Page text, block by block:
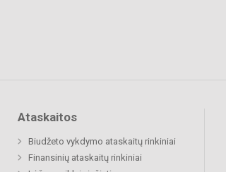
Ataskaitos
Biudžeto vykdymo ataskaitų rinkiniai
Finansinių ataskaitų rinkiniai